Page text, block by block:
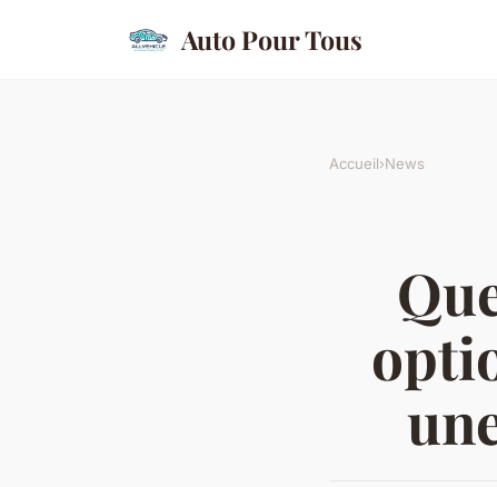
Auto Pour Tous
Accueil›News